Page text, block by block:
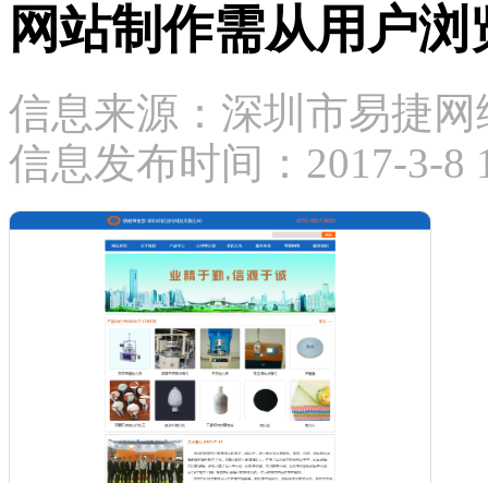
网站制作需从用户
信息来源：深圳市易捷
信息发布时间：2017-3-8